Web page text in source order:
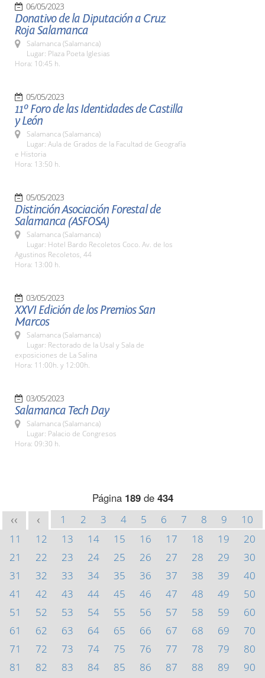
06/05/2023
Donativo de la Diputación a Cruz
Roja Salamanca
Salamanca (Salamanca)
Lugar: Plaza Poeta Iglesias
Hora: 10:45 h.
05/05/2023
11º Foro de las Identidades de Castilla
y León
Salamanca (Salamanca)
Lugar: Aula de Grados de la Facultad de Geografía
e Historia
Hora: 13:50 h.
05/05/2023
Distinción Asociación Forestal de
Salamanca (ASFOSA)
Salamanca (Salamanca)
Lugar: Hotel Bardo Recoletos Coco. Av. de los
Agustinos Recoletos, 44
Hora: 13:00 h.
03/05/2023
XXVI Edición de los Premios San
Marcos
Salamanca (Salamanca)
Lugar: Rectorado de la Usal y Sala de
exposiciones de La Salina
Hora: 11:00h. y 12:00h.
03/05/2023
Salamanca Tech Day
Salamanca (Salamanca)
Lugar: Palacio de Congresos
Hora: 09:30 h.
Página 189de 434
<< < 1 2 3 4 5 6 7 8 9
10
11
12 13 14 15 16 17 18 19
20
21
22 23 24 25 26 27 28 29
30
31
32 33 34 35 36 37 38 39
40
41
42 43 44 45 46 47 48 49
50
51
52 53 54 55 56 57 58 59
60
61
62 63 64 65 66 67 68 69
70
71
72 73 74 75 76 77 78 79
80
81
82 83 84 85 86 87 88 89
90